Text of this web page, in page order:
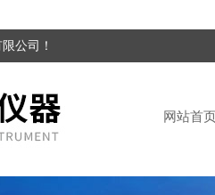
公司！
网站首